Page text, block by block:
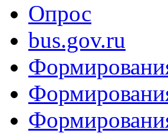
Опрос
bus.gov.ru